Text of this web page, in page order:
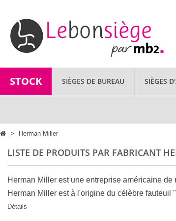
STOCK SIÈGES DE BUREAU SIÈGES
> Herman Miller
LISTE DE PRODUITS PAR FABRICANT
Herman Miller est une entreprise américaine
Herman Miller est à l'origine du célèbre fauteuil "
Détails